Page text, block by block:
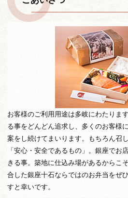
お客様のご利用用途は多岐にわたりま
る事をどんどん追求し、多くのお客様
案をし続けてまいります。もちろん召
「安心・安全であるもの」。銀座でお
きる事。築地に仕込み場があるからこ
合した銀座十石ならではのお弁当をぜ
すと幸いです。